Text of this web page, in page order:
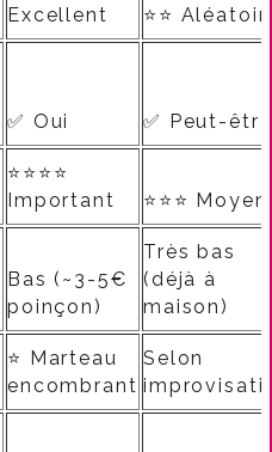
Excellent
⭐⭐
✅ Oui ✅ Peut-être
⭐⭐⭐⭐
Important
⭐⭐⭐ Moyen
Bas (~3-5€
poinçon)
Très bas
(déjà à
maison)
⭐ Marteau
encombrant
Selon